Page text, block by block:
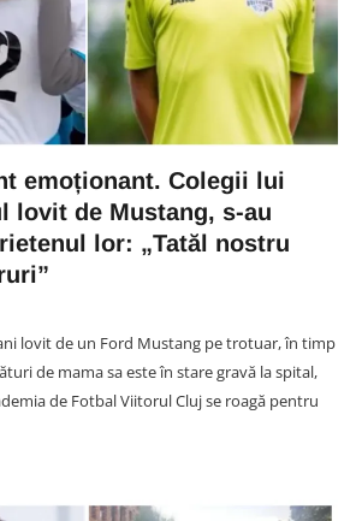
emoționant. Colegii lui
lovit de Mustang, s-au
lor: „Tatăl nostru
lovit de un Ford Mustang pe trotuar, în timp
de mama sa este în stare gravă la spital,
de Fotbal Viitorul Cluj se roagă pentru